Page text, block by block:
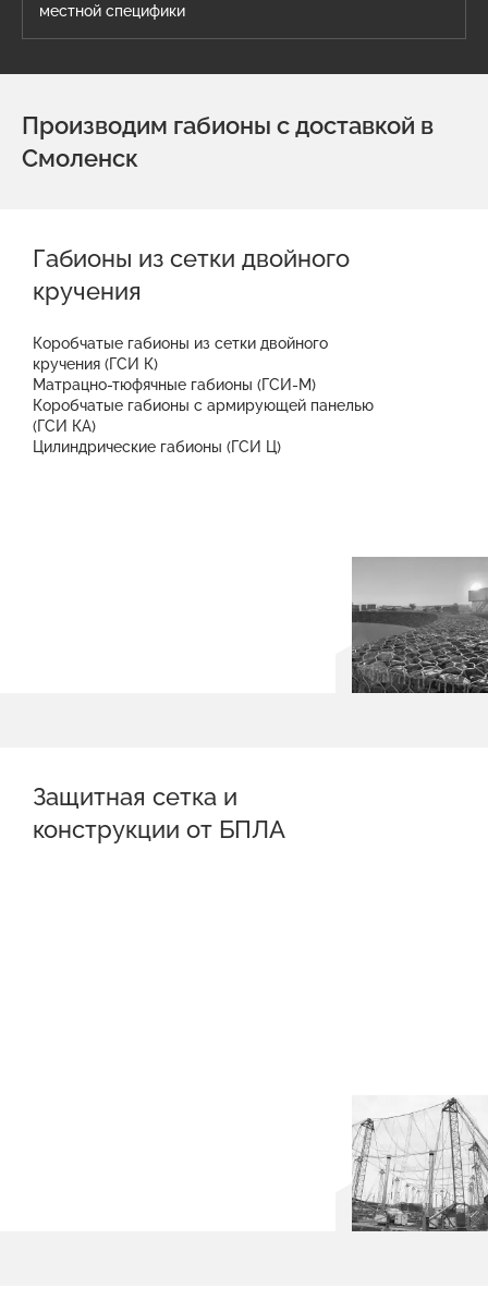
местной специфики
Производим габионы с доставкой в
Смоленск
Габионы из сетки двойного
кручения
Коробчатые габионы из сетки двойного
кручения (ГСИ К)
Матрацно-тюфячные габионы (ГСИ-М)
Коробчатые габионы с армирующей панелью
(ГСИ КА)
Цилиндрические габионы (ГСИ Ц)
Защитная сетка и
конструкции от БПЛА